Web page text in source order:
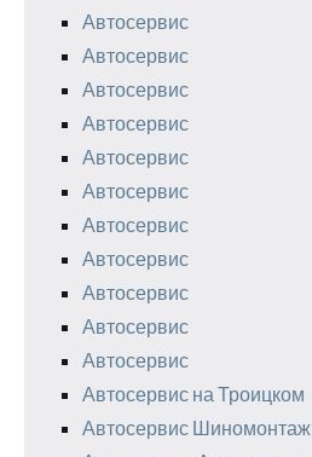
Автосервис
Автосервис
Автосервис
Автосервис
Автосервис
Автосервис
Автосервис
Автосервис
Автосервис
Автосервис
Автосервис
Автосервис на Троицком
Автосервис Шиномонтаж